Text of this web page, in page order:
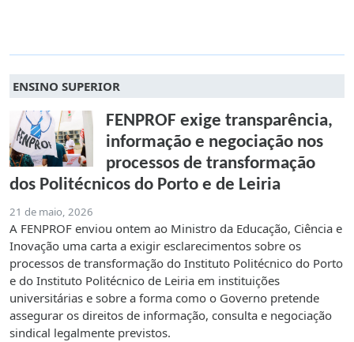
ENSINO SUPERIOR
FENPROF exige transparência,
informação e negociação nos
processos de transformação
dos Politécnicos do Porto e de Leiria
21 de maio, 2026
A FENPROF enviou ontem ao Ministro da Educação, Ciência e
Inovação uma carta a exigir esclarecimentos sobre os
processos de transformação do Instituto Politécnico do Porto
e do Instituto Politécnico de Leiria em instituições
universitárias e sobre a forma como o Governo pretende
assegurar os direitos de informação, consulta e negociação
sindical legalmente previstos.